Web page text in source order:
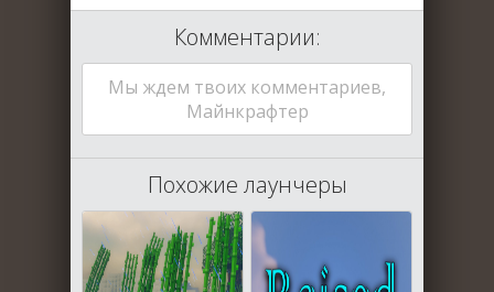
Комментарии:
Мы ждем твоих комментариев,
Майнкрафтер
Похожие лаунчеры